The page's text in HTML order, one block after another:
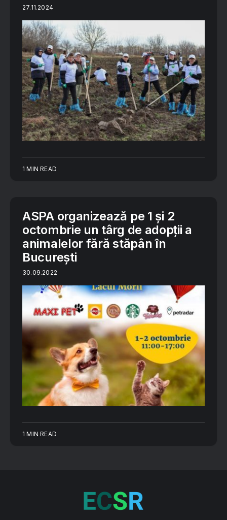
27.11.2024
1 MIN READ
ASPA organizează pe 1 și 2
octombrie un târg de adopții a
animalelor fără stăpân în
București
30.09.2022
1 MIN READ